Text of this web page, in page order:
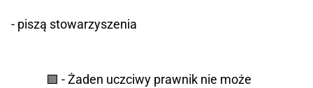
- piszą stowarzyszenia
🟪 - Żaden uczciwy prawnik nie może